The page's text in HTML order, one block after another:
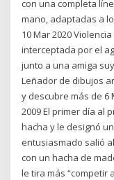
con una completa
mano, adaptadas a
10 Mar 2020
interceptada por el
junto a una amiga
Leñador de dibujos
y descubre más de 6
2009 El primer día al
hacha y le designó
entusiasmado salió
con un hacha de
le tira más “competir